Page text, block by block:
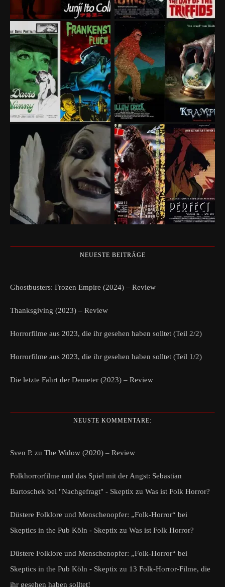
NEUESTE BEITRÄGE
Ghostbusters: Frozen Empire (2024) – Review
Thanksgiving (2023) – Review
Horrorfilme aus 2023, die ihr gesehen haben solltet (Teil 2/2)
Horrorfilme aus 2023, die ihr gesehen haben solltet (Teil 1/2)
Die letzte Fahrt der Demeter (2023) – Review
NEUSTE KOMMENTARE:
Sven P. zu The Widow (2020) – Review
Folkhorrorfilme und das Spiel mit der Angst: Sebastian
Bartoschek bei "Nachgefragt" - Skeptix zu Was ist Folk Horror?
Düstere Folklore und Menschenopfer: „Folk-Horror“ bei
Skeptics in the Pub Köln - Skeptix zu Was ist Folk Horror?
Düstere Folklore und Menschenopfer: „Folk-Horror“ bei
Skeptics in the Pub Köln - Skeptix zu 13 Folk-Horror-Filme, die
ihr gesehen haben solltet!